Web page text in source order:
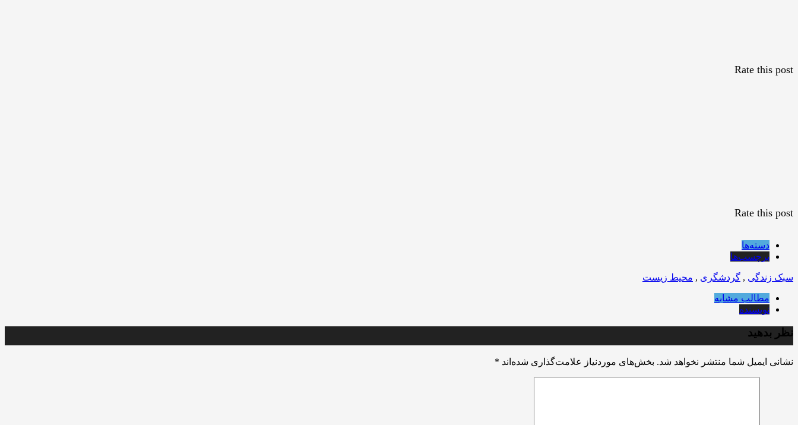
Rate this post
Rate this post
دسته‌ها
برچسب‌ها
سبک زندگی , گردشگری , محیط زیست
مطالب مشابه
نویسنده
نظر بدهید
نشانی ایمیل شما منتشر نخواهد شد. بخش‌های موردنیاز علامت‌گذاری شده‌اند *